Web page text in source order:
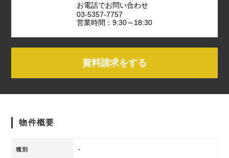
お電話でお問い合わせ
03-5357-7757
営業時間：9:30～18:30
資料請求をする
物件概要
種別 -